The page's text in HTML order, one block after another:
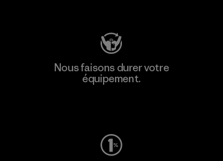
Nous faisons durer votre
équipement.